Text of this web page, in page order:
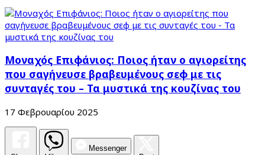
Μοναχός Επιφάνιος: Ποιος ήταν ο αγιορείτης
που σαγήνευσε βραβευμένους σεφ με τις
συνταγές του – Τα μυστικά της κουζίνας του
17 Φεβρουαρίου 2025
Messenger